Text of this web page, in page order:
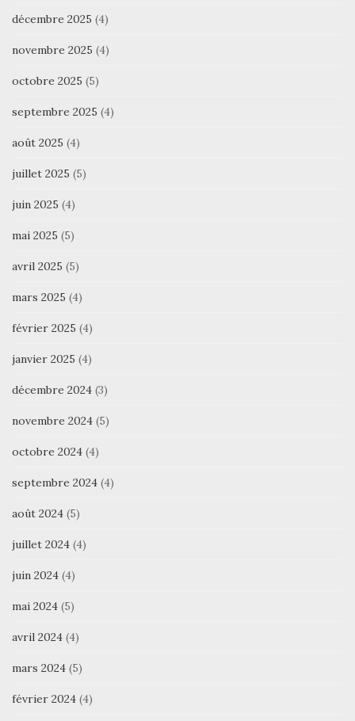
décembre 2025 (4)
novembre 2025 (4)
octobre 2025 (5)
septembre 2025 (4)
août 2025 (4)
juillet 2025 (5)
juin 2025 (4)
mai 2025 (5)
avril 2025 (5)
mars 2025 (4)
février 2025 (4)
janvier 2025 (4)
décembre 2024 (3)
novembre 2024 (5)
octobre 2024 (4)
septembre 2024 (4)
août 2024 (5)
juillet 2024 (4)
juin 2024 (4)
mai 2024 (5)
avril 2024 (4)
mars 2024 (5)
février 2024 (4)